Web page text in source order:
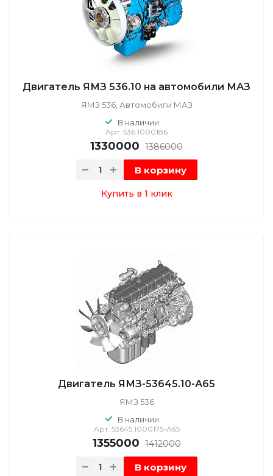
Двигатель ЯМЗ 536.10 на автомобили МАЗ
ЯМЗ 536, Автомобили МАЗ
В наличии
Арт. 536.1000186
1330000 1386000
В корзину
Купить в 1 клик
Двигатель ЯМЗ-53645.10-А65
ЯМЗ 536
В наличии
Арт. 53645.1000175-А65
1355000 1412000
В корзину